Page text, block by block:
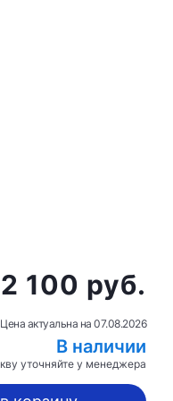
100 руб.
Цена актуальна на 07.08.2026
В наличии
уточняйте у менеджера